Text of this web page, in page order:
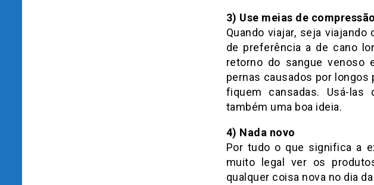
3) Use meias de compressão
Quando viajar, seja
de preferência a de cano
retorno do sangue venoso
pernas causados por
fiquem cansadas. Usá-
também uma boa ideia.
4) Nada novo
Por tudo o que significa a
muito legal ver os
qualquer coisa nova no dia